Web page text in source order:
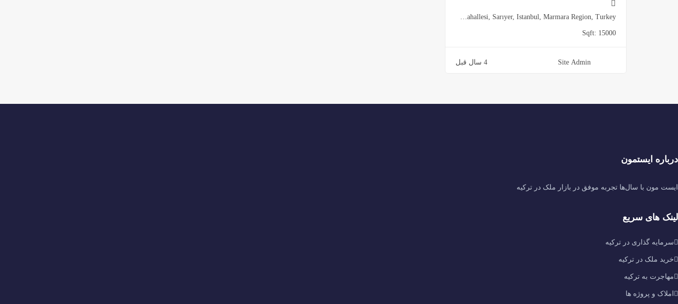
Sqft: 15000
Site Admin 4 سال قبل
درباره ایستمون
ایست مون با سال‌ها تجربه موفق در بازار ملک در ترکیه
لینک های سریع
سرمایه گذاری در ترکیه
خرید ملک در ترکیه
مهاجرت به ترکیه
املاک و پروژه ها